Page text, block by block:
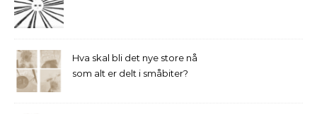
Hva skal bli det nye store nå
som alt er delt i småbiter?